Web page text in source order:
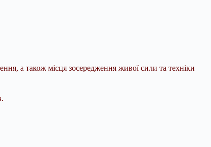
а також місця зосередження живої сили та техніки